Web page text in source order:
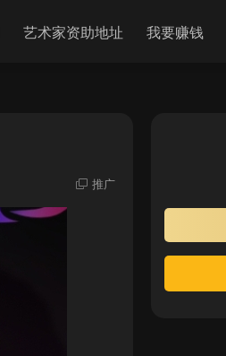
艺术家资助地址 我要赚钱
推广